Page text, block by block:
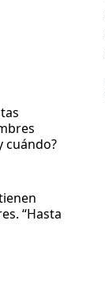
cuándo?
“Hasta